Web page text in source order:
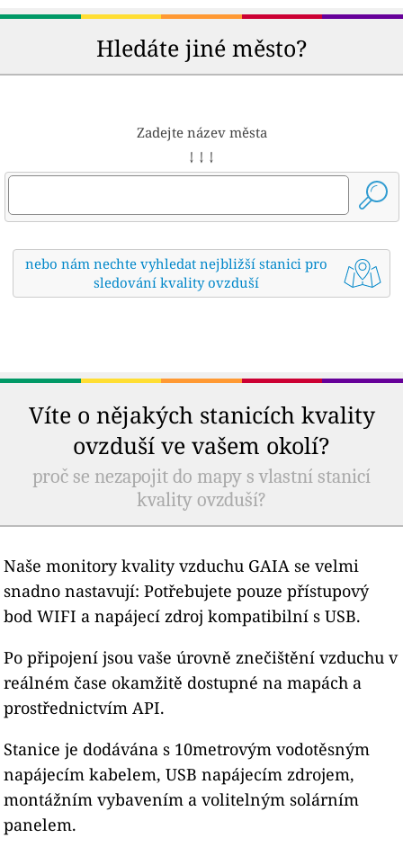
Hledáte jiné město?
Zadejte název města
↓ ↓ ↓
nebo nám nechte vyhledat nejbližší stanici pro
sledování kvality ovzduší
Víte o nějakých stanicích kvality
ovzduší ve vašem okolí?
proč se nezapojit do mapy s vlastní stanicí
kvality ovzduší?
Naše monitory kvality vzduchu GAIA se velmi
snadno nastavují: Potřebujete pouze přístupový
bod WIFI a napájecí zdroj kompatibilní s USB.
Po připojení jsou vaše úrovně znečištění vzduchu v
reálném čase okamžitě dostupné na mapách a
prostřednictvím API.
Stanice je dodávána s 10metrovým vodotěsným
napájecím kabelem, USB napájecím zdrojem,
montážním vybavením a volitelným solárním
panelem.